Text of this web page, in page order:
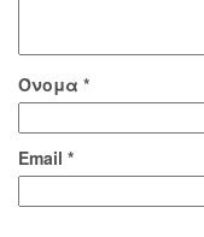
Όνομα *
Email *